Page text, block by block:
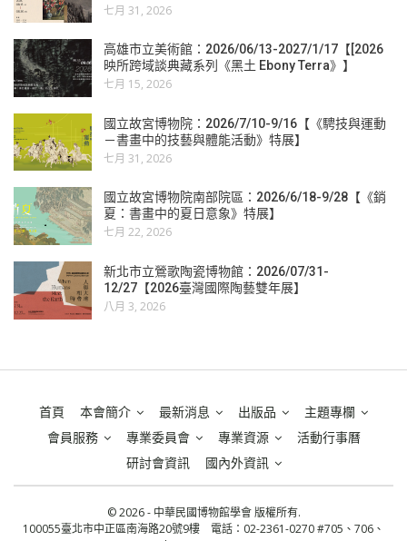
七月 31, 2026
高雄市立美術館：2026/06/13-2027/1/17【[2026
映所跨域談典藏系列《黑土 Ebony Terra》】
七月 15, 2026
國立故宮博物院：2026/7/10-9/16【《騁技與運動
－書畫中的技藝與體能活動》特展】
七月 31, 2026
國立故宮博物院南部院區：2026/6/18-9/28【《銷
夏：書畫中的夏日意象》特展】
七月 22, 2026
新北市立鶯歌陶瓷博物館：2026/07/31-
12/27【2026臺灣國際陶藝雙年展】
八月 3, 2026
首頁 本會簡介 最新消息 出版品
主題專欄
會員服務
專業委員會 專業資源
活動行事曆
研討會資訊
國內外資訊
© 2026 - 中華民國博物館學會 版權所有.
100055臺北市中正區南海路20號9樓 電話：02-2361-0270 #705、706、